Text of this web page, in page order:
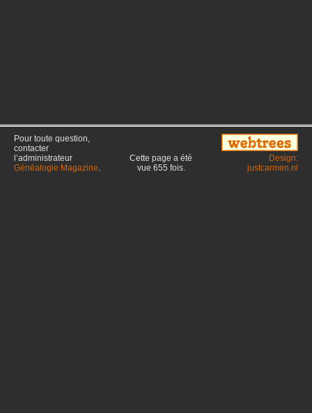
Pour toute question,
contacter
l’administrateur
Généalogie Magazine.
Cette page a été
vue 655 fois.
Design:
justcarmen.nl